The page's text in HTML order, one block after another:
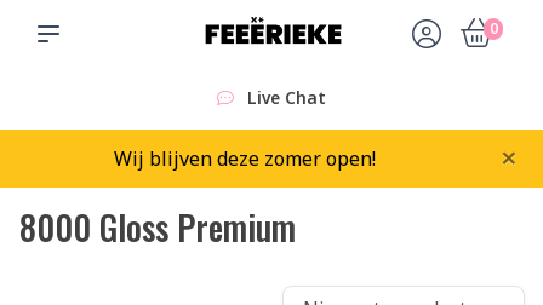
0
Live Chat
Wij blijven deze zomer open! ×
8000 Gloss Premium